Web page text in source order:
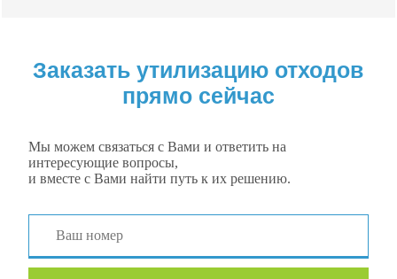
Заказать утилизацию отходов
прямо сейчас
Мы можем связаться с Вами и ответить на
интересующие вопросы,
и вместе с Вами найти путь к их решению.